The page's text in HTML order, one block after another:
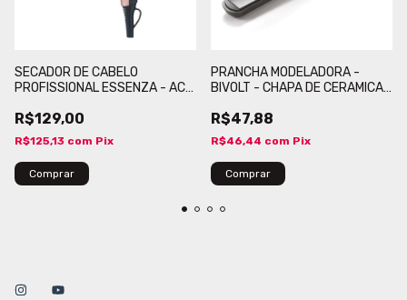
SECADOR DE CABELO
PROFISSIONAL ESSENZA - AC
TOURMALINE IONIC + BAG -
MSC2WEB04221
R$129,00
R$125,13 com Pix
PRANCHA MODELADORA -
BIVOLT - CHAPA DE CERAMICA -
R$47,88
R$46,44 com Pix